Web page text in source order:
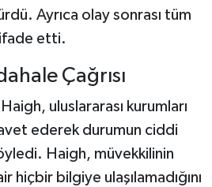
Ayrıca olay sonrası tüm
etti.
Çağrısı
uluslararası kurumları
ederek durumun ciddi
Haigh, müvekkilinin
hiçbir bilgiye ulaşılamadığını